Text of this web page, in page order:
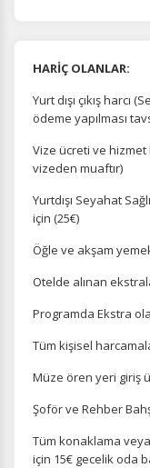
HARİÇ OLANLAR:
Yurt dışı çıkış
ödeme yapılması
Vize ücreti ve
vizeden muaftır)
Yurtdışı Seyahat
için (25€)
Öğle ve akşam
Otelde alınan
Programda Ekstra
Tüm kişisel
Müze ören yeri giriş
Şoför ve Rehber
Tüm konaklama
için 15€ gecelik oda